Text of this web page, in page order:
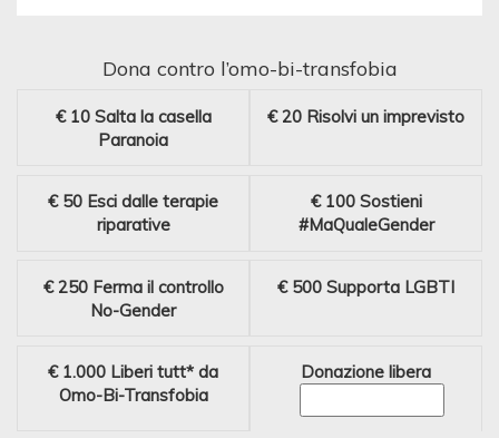
Dona contro l’omo-bi-transfobia
€ 10 Salta la casella
Paranoia
€ 20 Risolvi un imprevisto
€ 50 Esci dalle terapie
riparative
€ 100 Sostieni
#MaQualeGender
€ 250 Ferma il controllo
No-Gender
€ 500 Supporta LGBTI
€ 1.000 Liberi tutt* da
Omo-Bi-Transfobia
Donazione libera